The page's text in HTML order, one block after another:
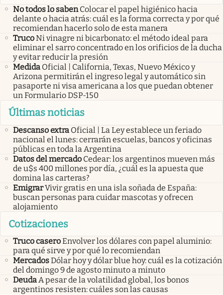
No todos lo saben Colocar el papel higiénico hacia
delante o hacia atrás: cuál es la forma correcta y por qué
recomiendan hacerlo solo de esta manera
TrucoNi vinagre ni bicarbonato: el método ideal para
eliminar el sarro concentrado en los orificios de la ducha
y evitar reducir la presión
Medida Oficial | California, Texas, Nuevo México y
Arizona permitirán el ingreso legal y automático sin
pasaporte ni visa americana a los que puedan obtener
un Formulario DSP-150
Últimas noticias
Descanso extra Oficial | La Ley establece un feriado
nacional el lunes: cerrarán escuelas, bancos y oficinas
públicas en toda la Argentina
Datos del mercado Cedear: los argentinos mueven más
de u$s 400 millones por día, ¿cuál es la apuesta que
domina las carteras?
EmigrarVivir gratis en una isla soñada de España:
buscan personas para cuidar mascotas y ofrecen
alojamiento
Cotizaciones
Truco caseroEnvolver los dólares con papel aluminio:
para qué sirve y por qué lo recomiendan
MercadosDólar hoy y dólar blue hoy: cuál es la cotización
del domingo 9 de agosto minuto a minuto
DeudaA pesar de la volatilidad global, los bonos
argentinos resisten: cuáles son las causas